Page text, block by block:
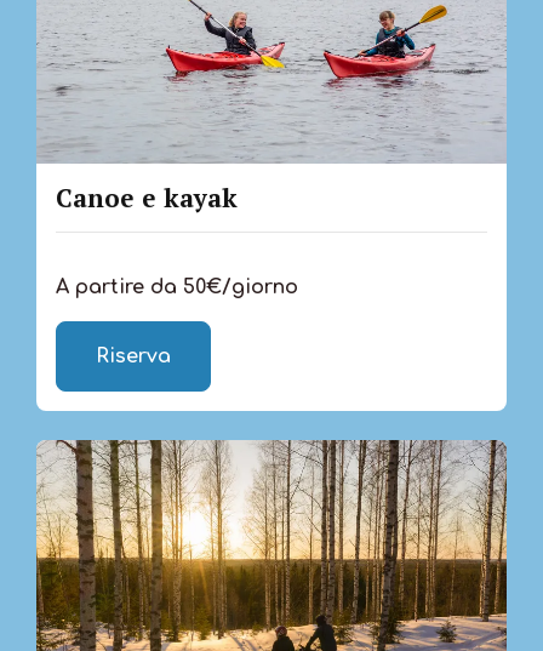
Canoe e kayak
A partire da 50€/giorno
Riserva